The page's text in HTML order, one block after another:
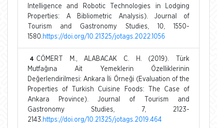
Intelligence and Robotic Technologies in Lodging
Properties: A Bibliometric Analysis). Journal of
Tourism and Gastronomy Studies, 10, 1550-
1580. https://doi.org/10.21325/jotags.2022.1056
4 CÖMERT M., ALABACAK C. H. (2019). Türk
Mutfağına Ait Yemeklerin Özelliklerinin
Değerlendirilmesi: Ankara İli Örneği (Evaluation of the
Properties of Turkish Cuisine Foods: The Case of
Ankara Province). Journal of Tourism and
Gastronomy Studies, 7, 2123-
2143. https://doi.org/10.21325/jotags.2019.464